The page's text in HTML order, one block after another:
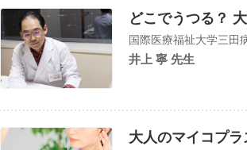
どこでうつる？
国際医療福祉大学三田
井上 寧 先生
大人のマイコプ